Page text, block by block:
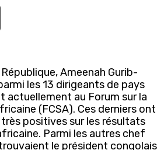
Ameenah Gurib-
les 13 dirigeants de pays
actuellement au Forum sur la
(FCSA). Ces derniers ont
positives sur les résultats
Parmi les autres chef
le président congolais